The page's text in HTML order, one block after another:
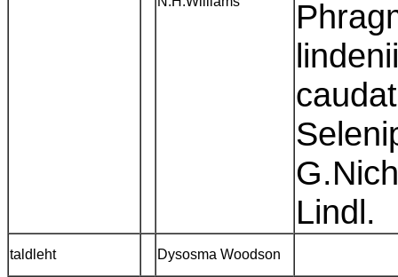
Lindl.
taldleht Dysosma Woodson